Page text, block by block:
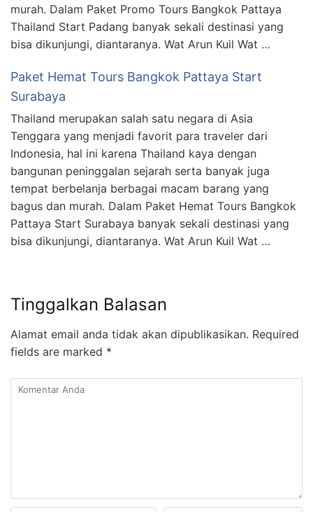
murah. Dalam Paket Promo Tours Bangkok Pattaya
Thailand Start Padang banyak sekali destinasi yang
bisa dikunjungi, diantaranya. Wat Arun Kuil Wat …
Paket Hemat Tours Bangkok Pattaya Start
Surabaya
Thailand merupakan salah satu negara di Asia
Tenggara yang menjadi favorit para traveler dari
Indonesia, hal ini karena Thailand kaya dengan
bangunan peninggalan sejarah serta banyak juga
tempat berbelanja berbagai macam barang yang
bagus dan murah. Dalam Paket Hemat Tours Bangkok
Pattaya Start Surabaya banyak sekali destinasi yang
bisa dikunjungi, diantaranya. Wat Arun Kuil Wat …
Tinggalkan Balasan
Alamat email anda tidak akan dipublikasikan. Required
fields are marked *